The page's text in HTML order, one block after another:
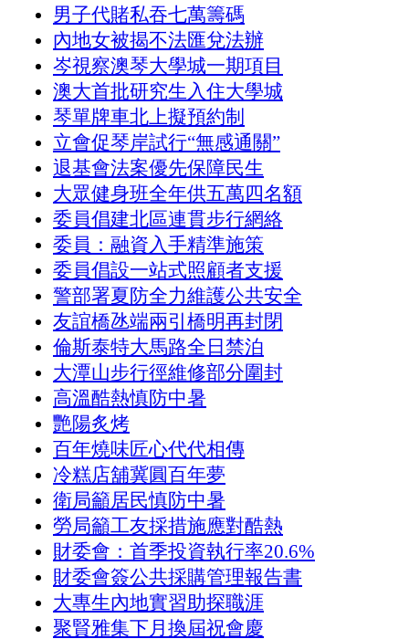
男子代賭私吞七萬籌碼
內地女被揭不法匯兌法辦
岑視察澳琴大學城一期項目
澳大首批研究生入住大學城
琴單牌車北上擬預約制
立會促琴岸試行“無感通關”
退基會法案優先保障民生
大眾健身班全年供五萬四名額
委員倡建北區連貫步行網絡
委員：融資入手精準施策
委員倡設一站式照顧者支援
警部署夏防全力維護公共安全
友誼橋氹端兩引橋明再封閉
倫斯泰特大馬路全日禁泊
大潭山步行徑維修部分圍封
高溫酷熱慎防中暑
艷陽炙烤
百年燒味匠心代代相傳
冷糕店舖冀圓百年夢
衛局籲居民慎防中暑
勞局籲工友採措施應對酷熱
財委會：首季投資執行率20.6%
財委會簽公共採購管理報告書
大專生內地實習助探職涯
聚賢雅集下月換屆祝會慶